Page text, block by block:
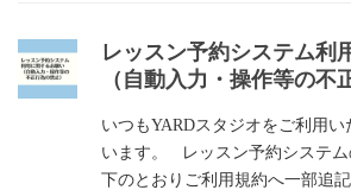
レッスン予約システム利
（自動入力・操作等の不
いつもYARDスタジオをご利用
います。 レッスン予約システ
下のとおりご利用規約へ一部追